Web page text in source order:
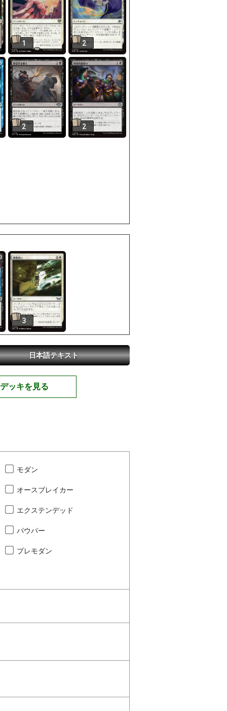
1 2
2 2
3
日本語テキスト
ッキを見る
モダン
オースブレイカー
エクステンデッド
パウパー
プレモダン